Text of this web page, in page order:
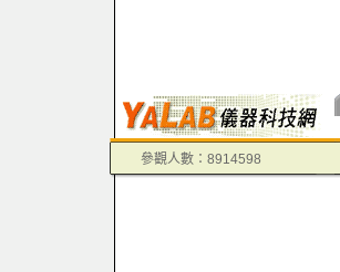
參觀人數：8914598